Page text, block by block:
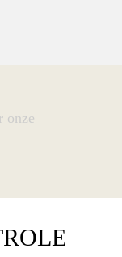
onze